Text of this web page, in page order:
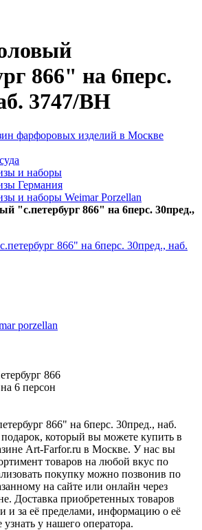
866" на 6перс.
3747/BH
фарфоровых изделий в Москве
и наборы
Германия
и наборы Weimar Porzellan
"с.петербург 866" на 6перс. 30пред.,
porzellan
866
на 6 персон
866" на 6перс. 30пред., наб.
который вы можете купить в
Art-Farfor.ru в Москве. У нас вы
товаров на любой вкус по
покупку можно позвонив по
на сайте или онлайн через
Доставка приобретенных товаров
и за её пределами, информацию о её
у нашего оператора.